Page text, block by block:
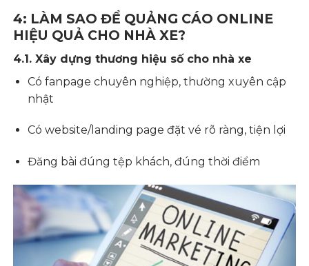
4: LÀM SAO ĐỂ QUẢNG CÁO ONLINE
HIỆU QUẢ CHO NHÀ XE?
4.1. Xây dựng thương hiệu số cho nhà xe
Có fanpage chuyên nghiệp, thường xuyên cập
nhật
Có website/landing page đặt vé rõ ràng, tiện lợi
Đăng bài đúng tệp khách, đúng thời điểm